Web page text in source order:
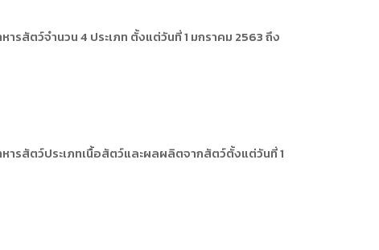
สัตว์จำนวน 4 ประเภท ตั้งแต่วันที่ 1 มกราคม 2563 ถึง
รสัตว์ประเภทเนื้อสัตว์และผลผลิตจากสัตว์ตั้งแต่วันที่ 1